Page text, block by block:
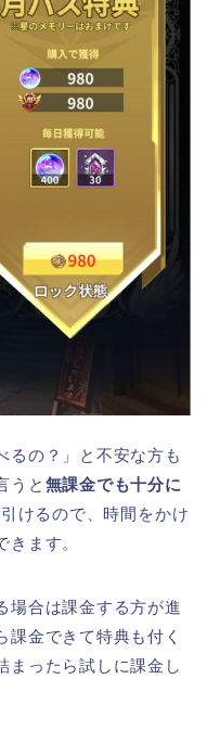
るの？」と不安な方も
うと 無課金でも十分に
けるので、時間をかけ
ます。
場合は課金する方が進
課金できて特典も付く
まったら試しに課金し